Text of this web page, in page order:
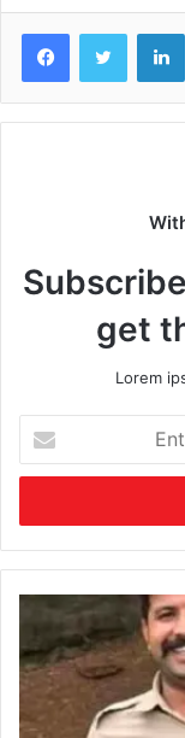
FacebookTwitter
get
Lorem
your
Email